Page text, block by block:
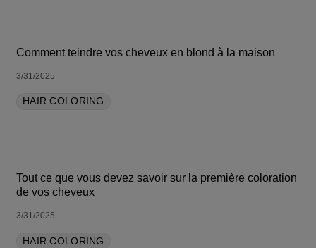
Comment teindre vos cheveux en blond à la maison
3/31/2025
HAIR COLORING
Tout ce que vous devez savoir sur la première coloration
de vos cheveux
3/31/2025
HAIR COLORING